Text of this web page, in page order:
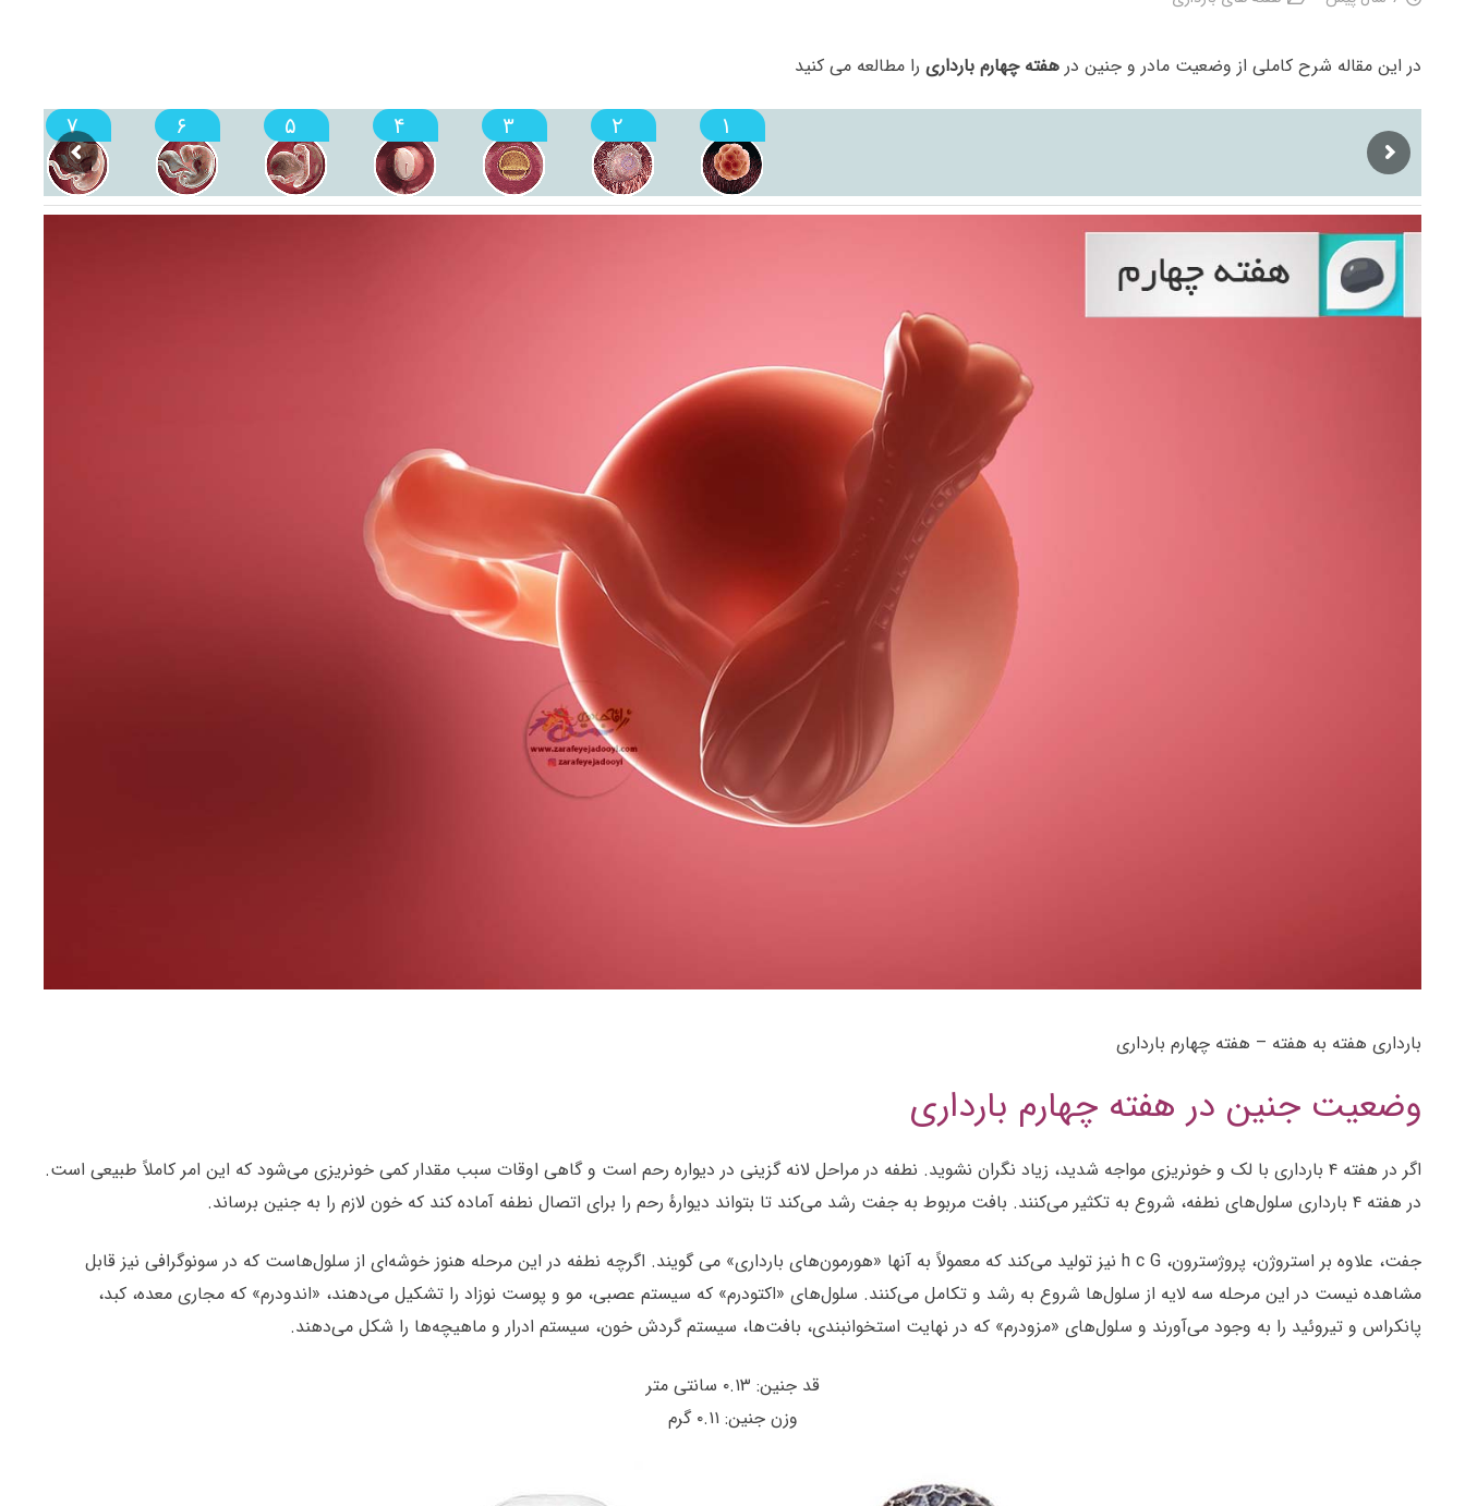
در این مقاله شرح کاملی از وضعیت مادر و جنین در هفته چهارم بارداری را مطالعه می کنید
۷ ۶ ۵ ۴ ۳ ۲ ۱
بارداری هفته به هفته – هفته چهارم بارداری
وضعیت جنین در هفته چهارم بارداری
اگر در هفته ۴ بارداری با لک و خونریزی مواجه شدید، زیاد نگران نشوید. نطفه در مراحل لانه گزینی در دیواره رحم است و گاهی اوقات سبب مقدار کمی خونریزی می‌شود که این امر کاملاً طبیعی است.
در هفته ۴ بارداری سلول‌های نطفه، شروع به تکثیر می‌کنند. بافت مربوط به جفت رشد می‌کند تا بتواند دیوارهٔ رحم را برای اتصال نطفه آماده کند که خون لازم را به جنین برساند.
جفت، علاوه بر استروژن، پروژسترون، h c G نیز تولید می‌کند که معمولاً به آنها «هورمون‌های بارداری» می گویند. اگرچه نطفه در این مرحله هنوز خوشه‌ای از سلول‌هاست که در سونوگرافی نیز قابل
مشاهده نیست در این مرحله سه لایه از سلول‌ها شروع به رشد و تکامل می‌کنند. سلول‌های «اکتودرم» که سیستم عصبی، مو و پوست نوزاد را تشکیل می‌دهند، «اندودرم» که مجاری معده، کبد،
پانکراس و تیروئید را به وجود می‌آورند و سلول‌های «مزودرم» که در نهایت استخوانبندی، بافت‌ها، سیستم گردش خون، سیستم ادرار و ماهیچه‌ها را شکل می‌دهند.
قد جنین: ۰.۱۳ سانتی متر
وزن جنین: ۰.۱۱ گرم